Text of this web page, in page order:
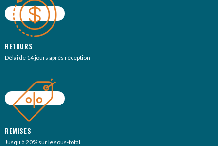
RETOURS
Délai de 14 jours après réception
REMISES
Jusqu’à 20% sur le sous-total